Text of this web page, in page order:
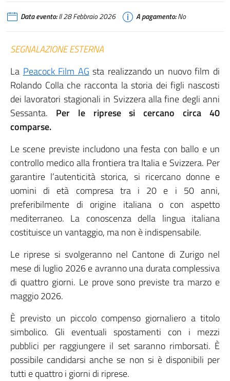
Data evento:Il 28 Febbraio 2026 A pagamento:No
SEGNALAZIONE ESTERNA
La Peacock Film AG sta realizzando un nuovo film di
Rolando Colla che racconta la storia dei figli nascosti
dei lavoratori stagionali in Svizzera alla fine degli anni
Sessanta. Per le riprese si cercano circa 40
comparse.
Le scene previste includono una festa con ballo e un
controllo medico alla frontiera tra Italia e Svizzera. Per
garantire l’autenticità storica, si ricercano donne e
uomini di età compresa tra i 20 e i 50 anni,
preferibilmente di origine italiana o con aspetto
mediterraneo. La conoscenza della lingua italiana
costituisce un vantaggio, ma non è indispensabile.
Le riprese si svolgeranno nel Cantone di Zurigo nel
mese di luglio 2026 e avranno una durata complessiva
di quattro giorni. Le prove sono previste tra marzo e
maggio 2026.
È previsto un piccolo compenso giornaliero a titolo
simbolico. Gli eventuali spostamenti con i mezzi
pubblici per raggiungere il set saranno rimborsati. È
possibile candidarsi anche se non si è disponibili per
tutti e quattro i giorni di riprese.